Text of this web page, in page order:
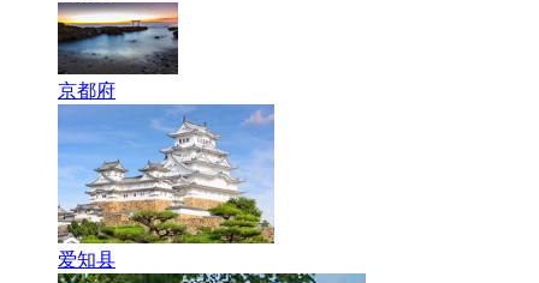
京都府
爱知县